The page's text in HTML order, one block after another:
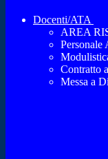
Docenti/ATA
AREA
Personale
Contratto
Messa a